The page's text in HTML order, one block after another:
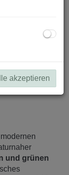
und grünen
akzeptieren